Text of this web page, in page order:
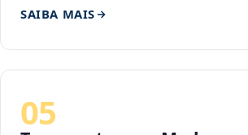
SAIBA MAIS
05